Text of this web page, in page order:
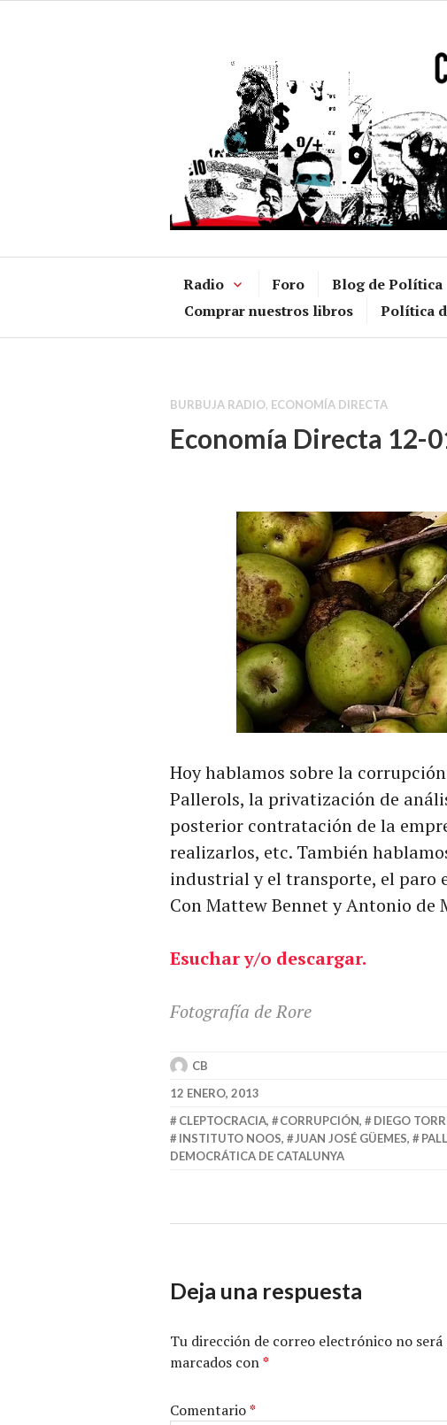
Radio Foro Blog de Política
Comprar nuestros libros
Política
BURBUJA RADIO, ECONOMÍA DIRECTA
Economía Directa 12-
Hoy hablamos sobre la
Pallerols, la privatización de
posterior contratación de la
realizarlos, etc. También
industrial y el transporte, el paro
Con Mattew Bennet y Antonio de
Esuchar y/o descargar.
Fotografía de Rore
CB
12 ENERO, 2013
CLEPTOCRACIA, CORRUPCIÓN, DIEGO
INSTITUTO NOOS, JUAN JOSÉ GÜEMES,
DEMOCRÁTICA DE CATALUNYA
Deja una respuesta
Tu dirección de correo electrónico no será
marcados con*
Comentario*